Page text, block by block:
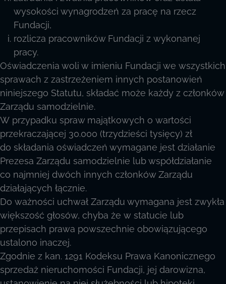
wysokości wynagrodzeń za pracę na rzecz
Fundacji,
rozlicza pracowników Fundacji z wykonanej
pracy.
Oświadczenia woli w imieniu Fundacji we wszystkich
sprawach z zastrzeżeniem innych postanowień
niniejszego Statutu, składać może każdy z członków
Zarządu samodzielnie.
W przypadku spraw majątkowych o wartości
przekraczającej 30.000 (trzydzieści tysięcy) zł
do składania oświadczeń wymagane jest działanie
Prezesa Zarządu samodzielnie lub współdziałanie
co najmniej dwóch innych członków Zarządu
działających łącznie.
Do ważności uchwał Zarządu wymagana jest zwykła
większość głosów, chyba że w statucie lub
przepisach prawa powszechnie obowiązującego
ustalono inaczej.
Zgodnie z kan. 1291 Kodeksu Prawa Kanonicznego
sprzedaż nieruchomości Fundacji, jej darowizna,